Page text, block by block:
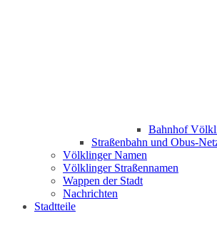
Bahnhof
Straßenbahn und Obus-
Völklinger Namen
Völklinger Straßennamen
Wappen der Stadt
Nachrichten
Stadtteile